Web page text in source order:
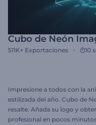
Cubo de Neón
511K+ Exportaciones 10
Impresione a todos con la
estilizada del año. Cubo de
resalte. Añada su logo y
profesional en pocos